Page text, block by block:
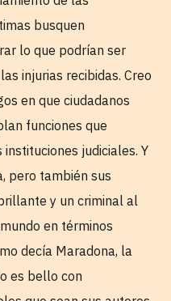
busquen
lo que podrían ser
injurias recibidas. Creo
en que ciudadanos
funciones que
judiciales. Y
pero también sus
y un criminal al
en términos
decía Maradona, la
es bello con